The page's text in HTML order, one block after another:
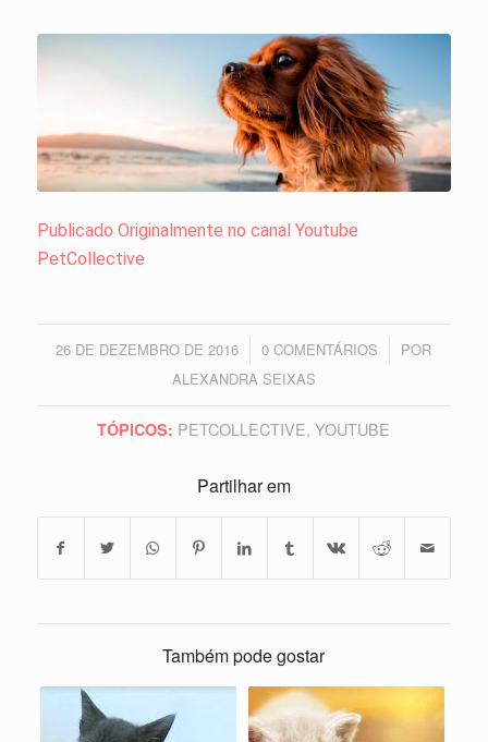
Publicado Originalmente no canal Youtube
PetCollective
26 DE DEZEMBRO DE 2016
/ 0 COMENTÁRIOS
/
POR
ALEXANDRA SEIXAS
TÓPICOS: PETCOLLECTIVE,YOUTUBE
Partilhar em
Também pode gostar